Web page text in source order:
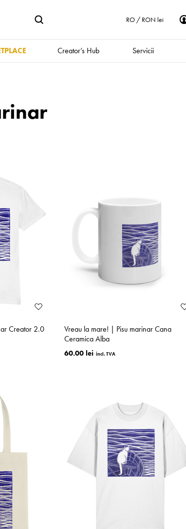
RO / RON lei
Creator’s Hub Servicii
Creator 2.0
Vreau la mare! | Pisu marinar Cana
Ceramica Alba
60.00 lei